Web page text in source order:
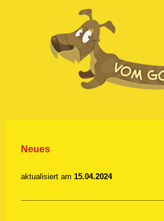
Neues
aktualisiert am 15.04.2024